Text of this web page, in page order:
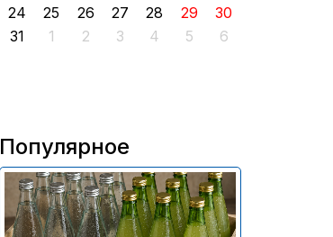
24
25 26 27 28 29
30
31
1 2 3 4 5 6
Популярное
В России приостановили
продажу более 70 тыс.
бутылок питьевой воды и